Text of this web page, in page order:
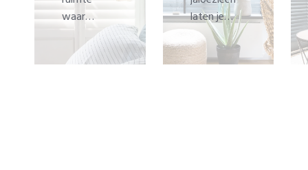
waar
shutters
hangen,
gebeurt
laten je
eenvoudig
spelen met
zonlicht en